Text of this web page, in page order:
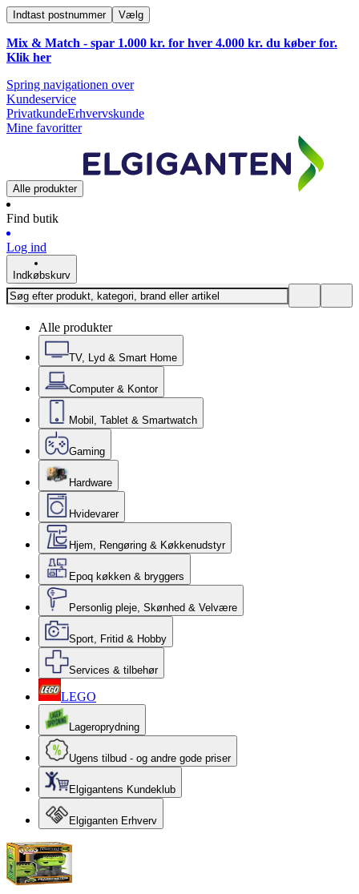
Indtast postnummer Vælg
Mix & Match - spar 1.000 kr. for hver 4.000 kr. du køber for.
Klik her
Spring navigationen over
Kundeservice
PrivatkundeErhvervskunde
Mine favoritter
Alle produkter
Find butik
Log ind
Indkøbskurv
Alle produkter
TV, Lyd & Smart Home
Computer & Kontor
Mobil, Tablet & Smartwatch
Gaming
Hardware
Hvidevarer
Hjem, Rengøring & Køkkenudstyr
Epoq køkken & bryggers
Personlig pleje, Skønhed & Velvære
Sport, Fritid & Hobby
Services & tilbehør
LEGO
Lageroprydning
Ugens tilbud - og andre gode priser
Elgigantens Kundeklub
Elgiganten Erhverv